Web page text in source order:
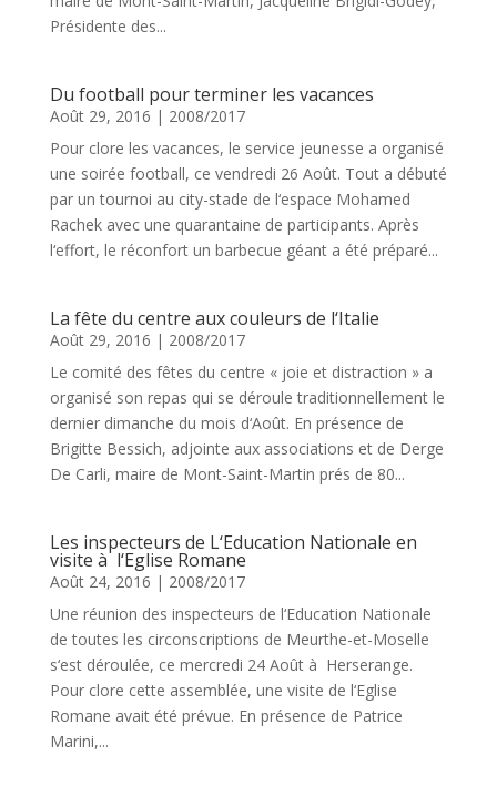
Présidente des...
Du football pour terminer les vacances
Août 29, 2016 | 2008/2017
Pour clore les vacances, le service jeunesse a organisé
une soirée football, ce vendredi 26 Août. Tout a débuté
par un tournoi au city-stade de l‘espace Mohamed
Rachek avec une quarantaine de participants. Après
l‘effort, le réconfort un barbecue géant a été préparé...
La fête du centre aux couleurs de l‘Italie
Août 29, 2016 | 2008/2017
Le comité des fêtes du centre « joie et distraction » a
organisé son repas qui se déroule traditionnellement le
dernier dimanche du mois d‘Août. En présence de
Brigitte Bessich, adjointe aux associations et de Derge
De Carli, maire de Mont-Saint-Martin prés de 80...
Les inspecteurs de L‘Education Nationale en
visite à l‘Eglise Romane
Août 24, 2016 | 2008/2017
Une réunion des inspecteurs de l‘Education Nationale
de toutes les circonscriptions de Meurthe-et-Moselle
s‘est déroulée, ce mercredi 24 Août à Herserange.
Pour clore cette assemblée, une visite de l‘Eglise
Romane avait été prévue. En présence de Patrice
Marini,...